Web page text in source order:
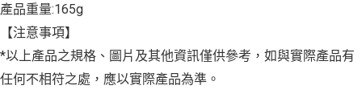
產品重量:165g
【注意事項】
*以上產品之規格、圖片及其他資訊僅供參考，如與實際產品有
任何不相符之處，應以實際產品為準。